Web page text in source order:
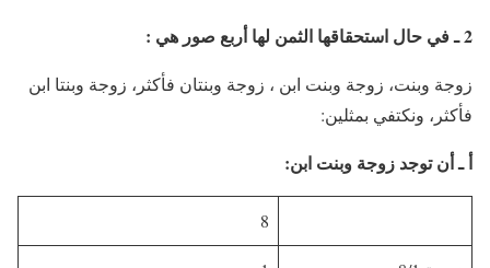
2 ـ في حال استحقاقها الثمن لها أربع صور هي :
زوجة وبنت، زوجة وبنت ابن ، زوجة وبنتان فأكثر، زوجة وبنتا ابن
فأكثر، ونكتفي بمثلين:
أ ـ أن توجد زوجة وبنت ابن:
8